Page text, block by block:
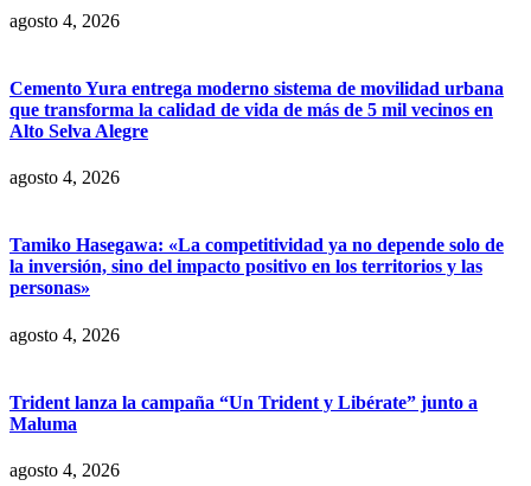
agosto 4, 2026
Cemento Yura entrega moderno sistema de movilidad urbana
que transforma la calidad de vida de más de 5 mil vecinos en
Alto Selva Alegre
agosto 4, 2026
Tamiko Hasegawa: «La competitividad ya no depende solo de
la inversión, sino del impacto positivo en los territorios y las
personas»
agosto 4, 2026
Trident lanza la campaña “Un Trident y Libérate” junto a
Maluma
agosto 4, 2026